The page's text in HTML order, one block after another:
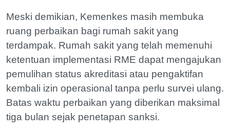
Meski demikian, Kemenkes masih membuka
ruang perbaikan bagi rumah sakit yang
terdampak. Rumah sakit yang telah memenuhi
ketentuan implementasi RME dapat mengajukan
pemulihan status akreditasi atau pengaktifan
kembali izin operasional tanpa perlu survei ulang.
Batas waktu perbaikan yang diberikan maksimal
tiga bulan sejak penetapan sanksi.